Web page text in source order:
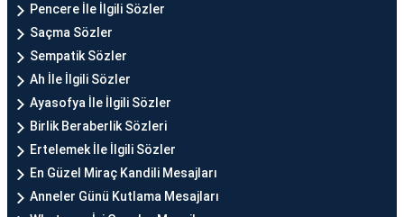
Pencere İle İlgili Sözler
Saçma Sözler
Sempatik Sözler
Ah İle İlgili Sözler
Ayasofya İle İlgili Sözler
Birlik Beraberlik Sözleri
Ertelemek İle İlgili Sözler
En Güzel Miraç Kandili Mesajları
Anneler Günü Kutlama Mesajları